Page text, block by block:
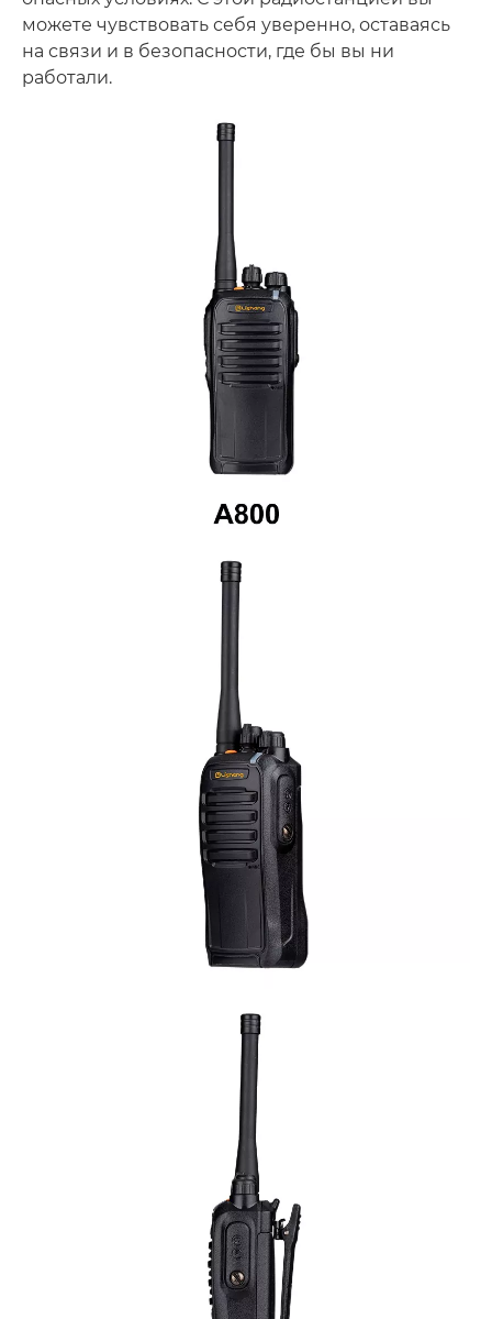
можете чувствовать себя уверенно, оставаясь
на связи и в безопасности, где бы вы ни
работали.